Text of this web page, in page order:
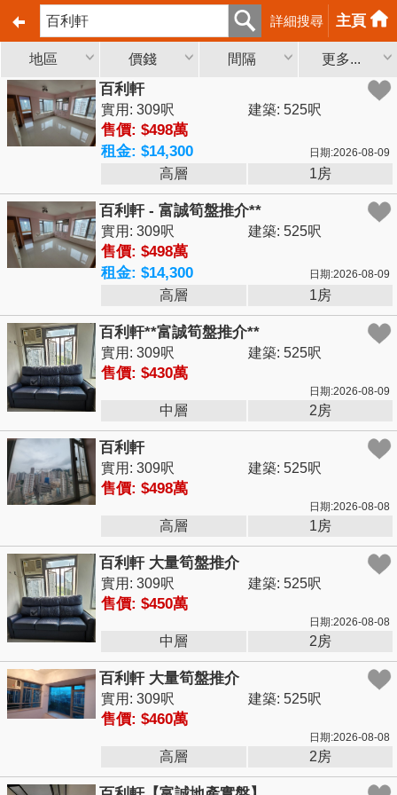
詳細搜尋 主頁
地區 價錢 間隔 更多...
百利軒
實用: 309呎 建築: 525呎
售價: $498萬
租金: $14,300
日期:2026-08-09
高層 1房
百利軒 - 富誠筍盤推介**
實用: 309呎 建築: 525呎
售價: $498萬
租金: $14,300
日期:2026-08-09
高層 1房
百利軒**富誠筍盤推介**
實用: 309呎 建築: 525呎
售價: $430萬
日期:2026-08-09
中層 2房
百利軒
實用: 309呎 建築: 525呎
售價: $498萬
日期:2026-08-08
高層 1房
百利軒 大量筍盤推介
實用: 309呎 建築: 525呎
售價: $450萬
日期:2026-08-08
中層 2房
百利軒 大量筍盤推介
實用: 309呎 建築: 525呎
售價: $460萬
日期:2026-08-08
高層 2房